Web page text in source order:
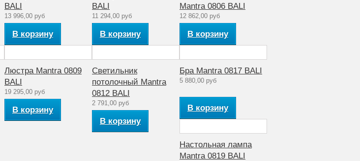
BALI
13 996,00 руб
В корзину
BALI
11 294,00 руб
В корзину
Mantra 0806 BALI
12 862,00 руб
В корзину
Люстра Mantra 0809
BALI
19 295,00 руб
В корзину
Светильник
потолочный Mantra
0812 BALI
2 791,00 руб
В корзину
Бра Mantra 0817 BALI
5 880,00 руб
В корзину
Настольная лампа
Mantra 0819 BALI